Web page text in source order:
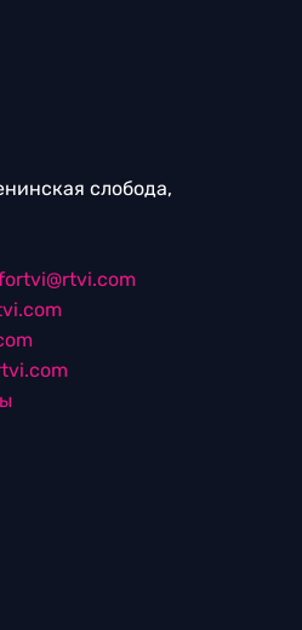
слобода,